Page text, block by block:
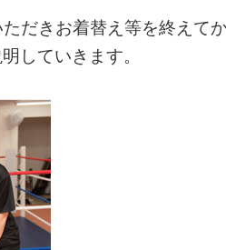
だきお着替え等を終えて
していきます。